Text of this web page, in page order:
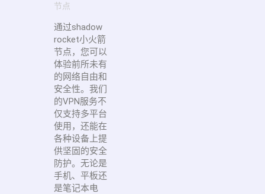
节点
通过shadow
rocket小火箭
节点，您可以
体验前所未有
的网络自由和
安全性。我们
的VPN服务不
仅支持多平台
使用，还能在
各种设备上提
供坚固的安全
防护。无论是
手机、平板还
是笔记本电